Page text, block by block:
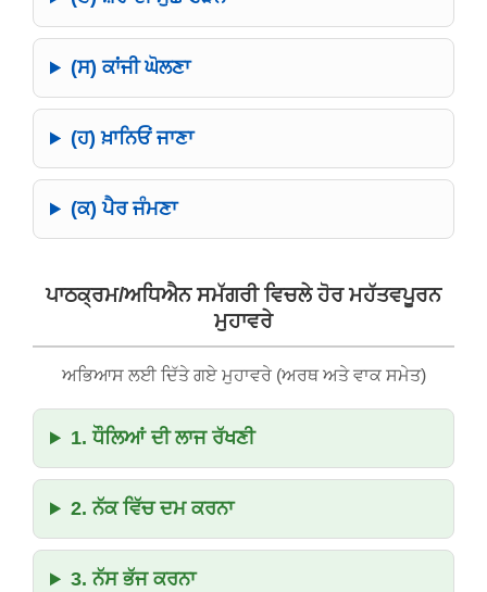
(ਸ) ਕਾਂਜੀ ਘੋਲਣਾ
(ਹ) ਖ਼ਾਨਿਓਂ ਜਾਣਾ
(ਕ) ਪੈਰ ਜੰਮਣਾ
ਪਾਠਕ੍ਰਮ/ਅਧਿਐਨ ਸਮੱਗਰੀ ਵਿਚਲੇ ਹੋਰ ਮਹੱਤਵਪੂਰਨ
ਮੁਹਾਵਰੇ
ਅਭਿਆਸ ਲਈ ਦਿੱਤੇ ਗਏ ਮੁਹਾਵਰੇ (ਅਰਥ ਅਤੇ ਵਾਕ ਸਮੇਤ)
1. ਧੌਲਿਆਂ ਦੀ ਲਾਜ ਰੱਖਣੀ
2. ਨੱਕ ਵਿੱਚ ਦਮ ਕਰਨਾ
3. ਨੱਸ ਭੱਜ ਕਰਨਾ